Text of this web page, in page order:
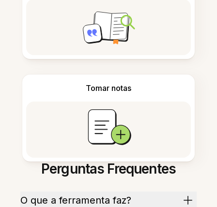
Tomar notas
Perguntas Frequentes
O que a ferramenta faz?